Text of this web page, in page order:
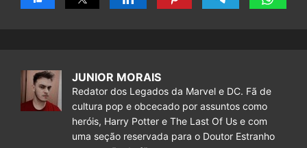
JUNIOR MORAIS
Redator dos Legados da Marvel e DC. Fã de
cultura pop e obcecado por assuntos como
heróis, Harry Potter e The Last Of Us e com
uma seção reservada para o Doutor Estranho